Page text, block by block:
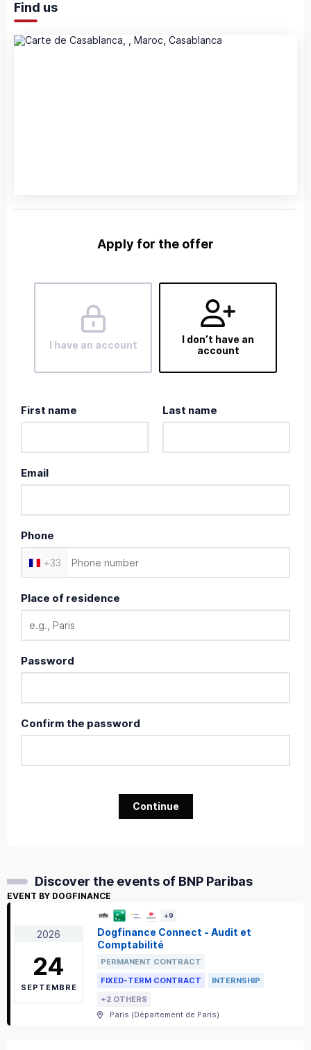
Find us
Apply for the offer
I have an account
I don’t have an
account
First name Last name
Email
Phone
+33
Place of residence
Password
Confirm the password
Continue
Discover the events of BNP Paribas
EVENT BY DOGFINANCE
2026
24
SEPTEMBRE
+9
Dogfinance Connect - Audit et
Comptabilité
PERMANENT CONTRACT
FIXED-TERM CONTRACT
INTERNSHIP
+2 OTHERS
Paris (Département de Paris)